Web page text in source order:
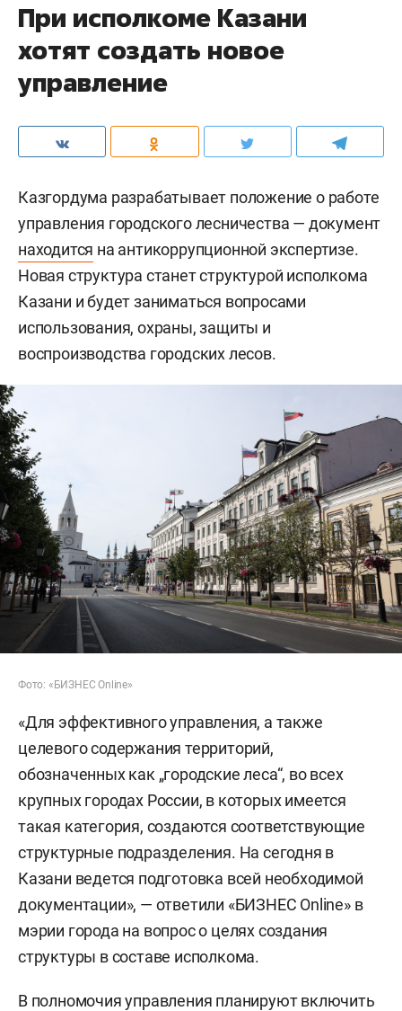
При исполкоме Казани
хотят создать новое
управление
Казгордума разрабатывает положение о работе
управления городского лесничества — документ
находится на антикоррупционной экспертизе.
Новая структура станет структурой исполкома
Казани и будет заниматься вопросами
использования, охраны, защиты и
воспроизводства городских лесов.
Фото: «БИЗНЕС Online»
«Для эффективного управления, а также
целевого содержания территорий,
обозначенных как „городские леса“, во всех
крупных городах России, в которых имеется
такая категория, создаются соответствующие
структурные подразделения. На сегодня в
Казани ведется подготовка всей необходимой
документации», — ответили «БИЗНЕС Online» в
мэрии города на вопрос о целях создания
структуры в составе исполкома.
В полномочия управления планируют включить